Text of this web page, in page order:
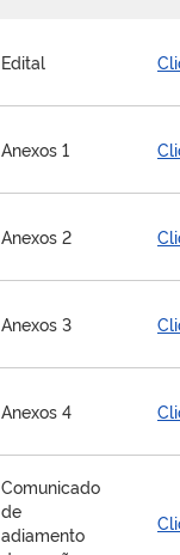
Edital
Anexos 1
Anexos 2
Anexos 3
Anexos 4
Comunicado
de
adiamento